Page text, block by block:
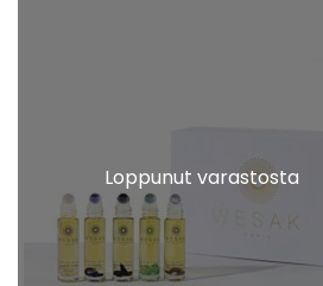
Loppunut varastosta